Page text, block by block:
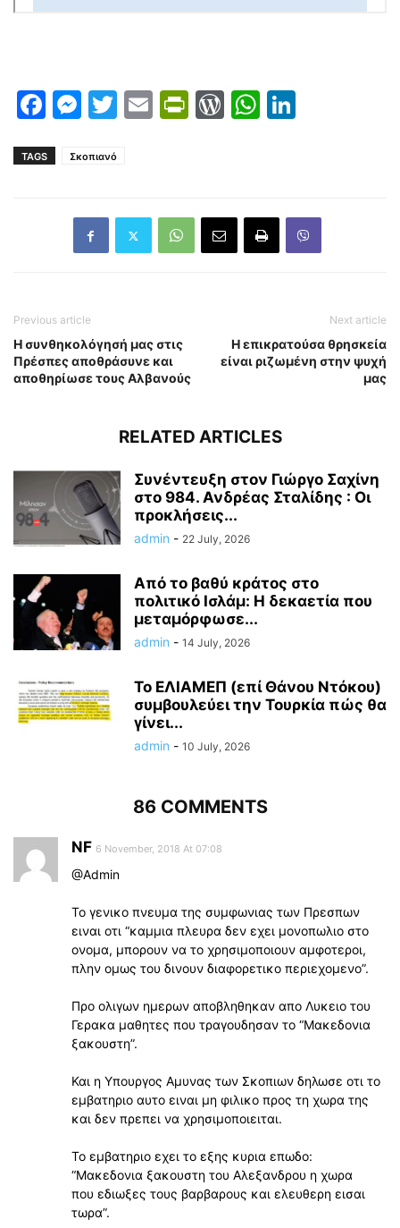
Facebook
Messenger
Twitter
EmailPrintFriendly
WordPress
WhatsApp
TAGS Σκοπιανό
Previous article
Η συνθηκολόγησή μας στις
Πρέσπες αποθράσυνε και
αποθηρίωσε τους Αλβανούς
Next article
Η επικρατούσα θρησκεία
είναι ριζωμένη στην ψυχή
μας
RELATED ARTICLES
Συνέντευξη στον Γιώργο Σαχίνη
στο 984. Ανδρέας Σταλίδης : Οι
προκλήσεις...
admin - 22 July, 2026
Από το βαθύ κράτος στο
πολιτικό Ισλάμ: Η δεκαετία που
μεταμόρφωσε...
admin - 14 July, 2026
Το ΕΛΙΑΜΕΠ (επί Θάνου Ντόκου)
συμβουλεύει την Τουρκία πώς θα
γίνει...
admin - 10 July, 2026
86 COMMENTS
NF 6 November, 2018 At 07:08
@Admin
Το γενικο πνευμα της συμφωνιας των Πρεσπων
ειναι οτι “καμμια πλευρα δεν εχει μονοπωλιο στο
ονομα, μπορουν να το χρησιμοποιουν αμφοτεροι,
πλην ομως του δινουν διαφορετικο περιεχομενο”.
Προ ολιγων ημερων αποβληθηκαν απο Λυκειο του
Γερακα μαθητες που τραγουδησαν το “Μακεδονια
ξακουστη”.
Και η Υπουργος Αμυνας των Σκοπιων δηλωσε οτι το
εμβατηριο αυτο ειναι μη φιλικο προς τη χωρα της
και δεν πρεπει να χρησιμοποιειται.
Το εμβατηριο εχει το εξης κυρια επωδο:
“Μακεδονια ξακουστη του Αλεξανδρου η χωρα
που εδιωξες τους βαρβαρους και ελευθερη εισαι
τωρα”.